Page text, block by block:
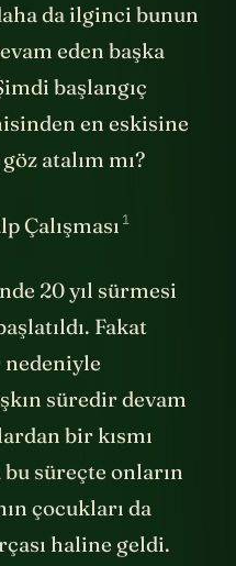
da ilginci bunun
eden başka
başlangıç
en eskisine
atalım mı?
Çalışması 1
20 yıl sürmesi
Fakat
nedeniyle
süredir devam
bir kısmı
süreçte onların
çocukları da
haline geldi.